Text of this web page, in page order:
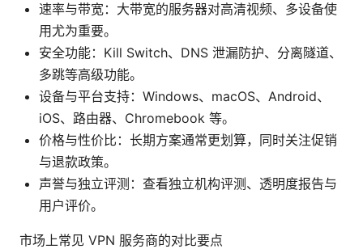
速率与带宽：大带宽的服务器对高清视频、多设备使
用尤为重要。
安全功能：Kill Switch、DNS 泄漏防护、分离隧道、
多跳等高级功能。
设备与平台支持：Windows、macOS、Android、
iOS、路由器、Chromebook 等。
价格与性价比：长期方案通常更划算，同时关注促销
与退款政策。
声誉与独立评测：查看独立机构评测、透明度报告与
用户评价。
市场上常见 VPN 服务商的对比要点